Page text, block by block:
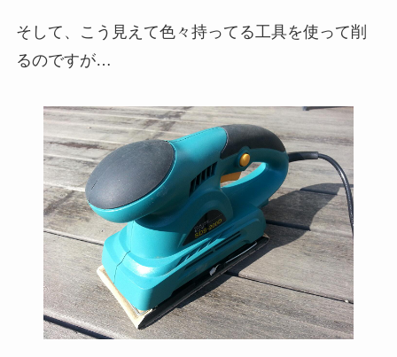
そして、こう見えて色々持ってる工具を使って削
るのですが…